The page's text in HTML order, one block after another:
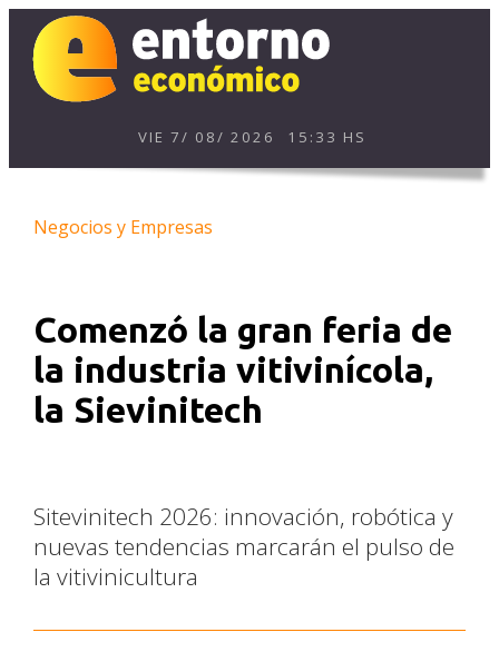
VIE 7/ 08/ 2026 15:33 HS
Negocios y Empresas
Comenzó la gran feria de
la industria vitivinícola,
la Sievinitech
Sitevinitech 2026: innovación, robótica y
nuevas tendencias marcarán el pulso de
la vitivinicultura